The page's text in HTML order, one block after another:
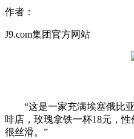
作者：
J9.com集团官方网站
“这是一家充满埃塞俄比亚
啡店，玫瑰拿铁一杯18元，
很丝滑。”